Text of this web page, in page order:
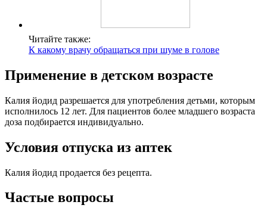
Читайте также:
К какому врачу обращаться при шуме в голове
Применение в детском возрасте
Калия йодид разрешается для употребления детьми, которым
исполнилось 12 лет. Для пациентов более младшего возраста
доза подбирается индивидуально.
Условия отпуска из аптек
Калия йодид продается без рецепта.
Частые вопросы